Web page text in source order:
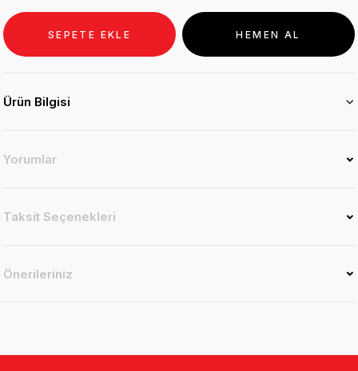
SEPETE EKLE HEMEN AL
Ürün Bilgisi
Yorumlar
Taksit Seçenekleri
Önerileriniz